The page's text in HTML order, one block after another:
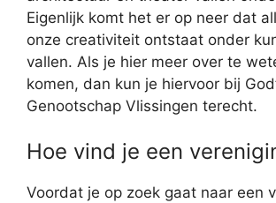
Eigenlijk komt het er op neer dat
onze creativiteit ontstaat onder
vallen. Als je hier meer over te
komen, dan kun je hiervoor bij
Genootschap Vlissingen terecht.
Hoe vind je een
Voordat je op zoek gaat naar een